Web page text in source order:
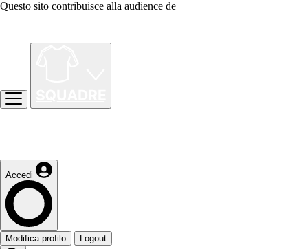
Questo sito contribuisce alla audience de
Accedi
Modifica profilo Logout